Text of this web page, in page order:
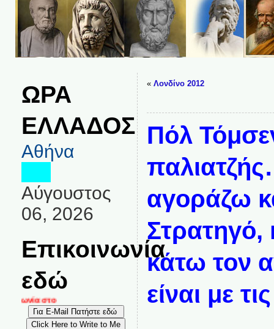
ΩΡΑ
ΕΛΛΑΔΟΣ
Αθήνα
Αύγουστος
06, 2026
Επικοινωνία
εδώ
στο
« Λονδίνο 2012
Πόλ
αγοράζω
Στρατηγό,
κάτω τον
είναι με